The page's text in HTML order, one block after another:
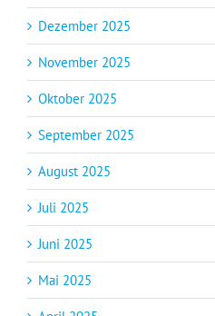
Dezember 2025
November 2025
Oktober 2025
September 2025
August 2025
Juli 2025
Juni 2025
Mai 2025